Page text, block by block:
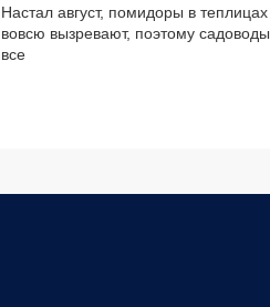
Настал август, помидоры в теплицах
вовсю вызревают, поэтому садоводы
все